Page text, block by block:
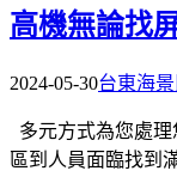
高機無論找
2024-05-30台東海
多元方式為您處
區到人員面臨找到